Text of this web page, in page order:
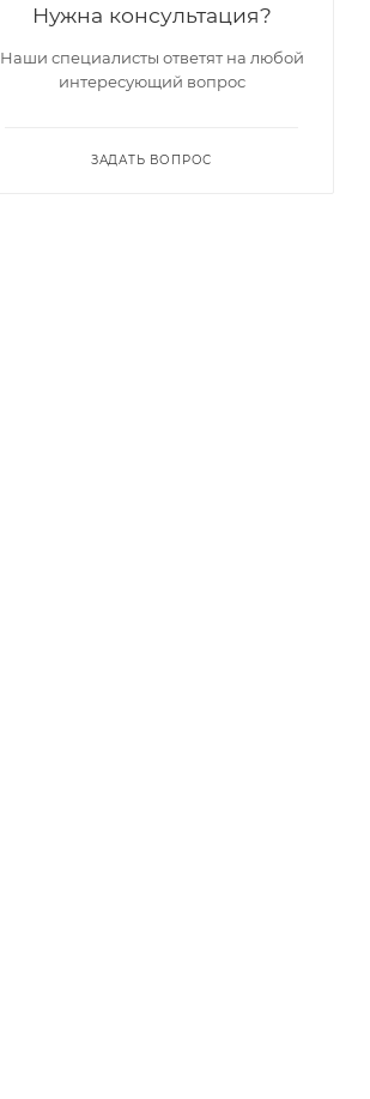
Нужна консультация?
Наши специалисты ответят на любой
интересующий вопрос
ЗАДАТЬ ВОПРОС